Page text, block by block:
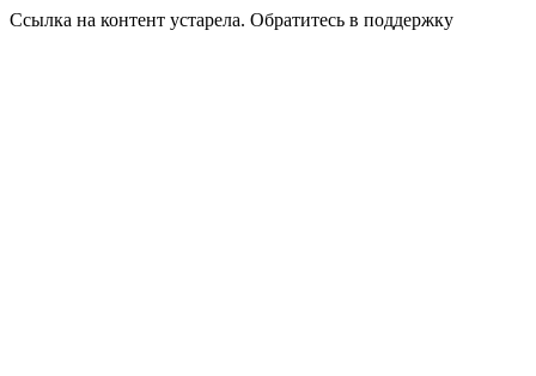
Ссылка на контент устарела. Обратитесь в поддержку